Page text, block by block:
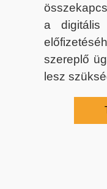
a digitális
szereplő
lesz